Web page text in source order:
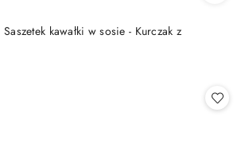
kawałki w sosie - Kurczak z